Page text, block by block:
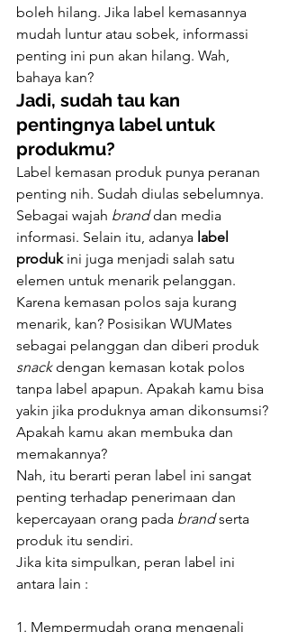
boleh hilang. Jika label kemasannya
mudah luntur atau sobek, informassi
penting ini pun akan hilang. Wah,
bahaya kan?
Jadi, sudah tau kan
pentingnya label untuk
produkmu?
Label kemasan produk punya peranan
penting nih. Sudah diulas sebelumnya.
Sebagai wajah brand dan media
informasi. Selain itu, adanya label
produk ini juga menjadi salah satu
elemen untuk menarik pelanggan.
Karena kemasan polos saja kurang
menarik, kan? Posisikan WUMates
sebagai pelanggan dan diberi produk
snack dengan kemasan kotak polos
tanpa label apapun. Apakah kamu bisa
yakin jika produknya aman dikonsumsi?
Apakah kamu akan membuka dan
memakannya?
Nah, itu berarti peran label ini sangat
penting terhadap penerimaan dan
kepercayaan orang pada brand serta
produk itu sendiri.
Jika kita simpulkan, peran label ini
antara lain :
1. Mempermudah orang mengenali